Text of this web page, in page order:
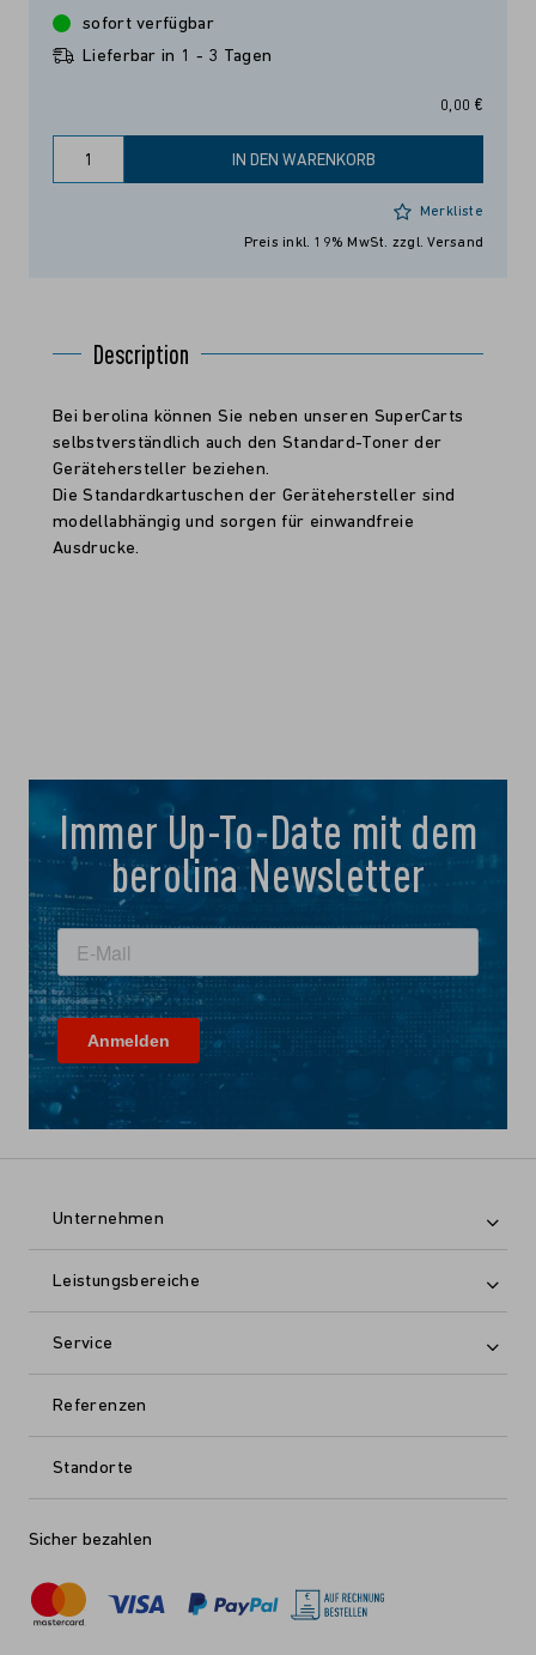
0,00 €
sofort verfügbar
Lieferbar in 1 - 3 Tagen
IN DEN WARENKORB
Merkliste
Preis inkl. 19% MwSt. zzgl. Versand
Description
Bei berolina können Sie neben unseren SuperCarts
selbstverständlich auch den Standard-Toner der
Gerätehersteller beziehen.
Die Standardkartuschen der Gerätehersteller sind
modellabhängig und sorgen für einwandfreie
Ausdrucke.
Immer Up-To-Date mit dem
berolina Newsletter
Unternehmen
Leistungsbereiche
Service
Referenzen
Standorte
Sicher bezahlen